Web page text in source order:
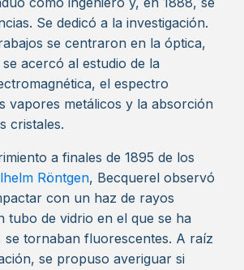
Se dedicó a la investigación.
se centraron en la óptica,
acercó al estudio de la
el espectro
vapores metálicos y la absorción
cristales.
a finales de 1895 de los
Röntgen, Becquerel observó
con un haz de rayos
tubo de vidrio en el que se ha
se tornaban fluorescentes. A raíz
se propuso averiguar si